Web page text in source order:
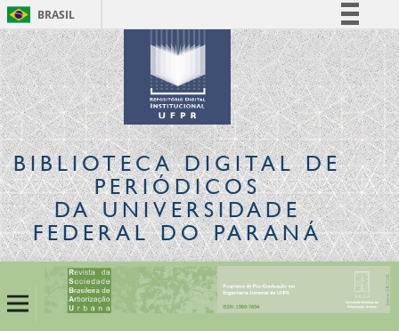
BRASIL
Simplifique!
Comunica BR
Participe
Acesso à informação
Legislação
Canais
BIBLIOTECA DIGITALDE
PERIÓDICOS
DA UNIVERSIDADE
FEDERAL DO PARANÁ